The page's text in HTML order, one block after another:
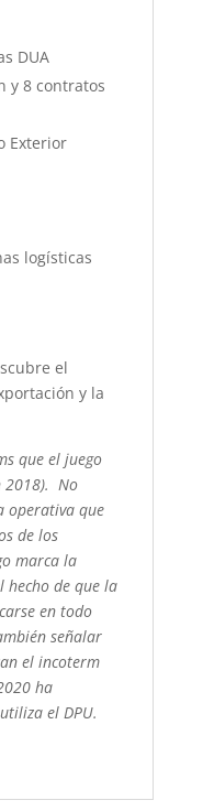
DUA
y 8 contratos
Exterior
logísticas
el
y la
que el juego
2018). No
operativa que
de los
marca la
hecho de que la
en todo
señalar
el incoterm
ha
el DPU.